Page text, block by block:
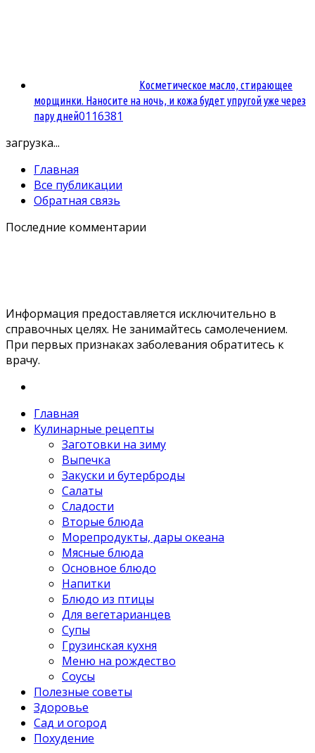
Косметическое масло, стирающее
морщинки. Наносите на ночь, и кожа будет упругой уже через
пару дней0116381
загрузка...
Главная
Все публикации
Обратная связь
Последние комментарии
Информация предоставляется исключительно в
справочных целях. Не занимайтесь самолечением.
При первых признаках заболевания обратитесь к
врачу.
Главная
Кулинарные рецепты
Заготовки на зиму
Выпечка
Закуски и бутерброды
Салаты
Сладости
Вторые блюда
Морепродукты, дары океана
Мясные блюда
Основное блюдо
Напитки
Блюдо из птицы
Для вегетарианцев
Супы
Грузинская кухня
Меню на рождество
Соусы
Полезные советы
Здоровье
Сад и огород
Похудение